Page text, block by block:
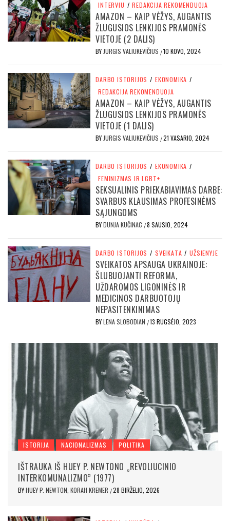
INTERVIU / REDAKCIJA REKOMENDUOJA
AMAZON – KAIP VĖŽYS, AUGANTIS
ŽLUGUSIOS LENKIJOS PRAMONĖS
VIETOJE (2 DALIS)
BY JURGIS VALIUKEVIČIUS /10 KOVO, 2024
DARBO ISTORIJOS / EKONOMIKA /
REDAKCIJA REKOMENDUOJA
AMAZON – KAIP VĖŽYS, AUGANTIS
ŽLUGUSIOS LENKIJOS PRAMONĖS
VIETOJE (1 DALIS)
BY JURGIS VALIUKEVIČIUS /21 VASARIO, 2024
DARBO ISTORIJOS / EKONOMIKA /
FEMINIZMAS IR LGBT+
SEKSUALINIS PRIEKABIAVIMAS DARBE:
SVARBUS KLAUSIMAS PROFESINĖMS
SĄJUNGOMS
BYDUNJA KUČINAC /8 SAUSIO, 2024
DARBO ISTORIJOS / SVEIKATA / UŽSIENYJE
SVEIKATOS APSAUGA UKRAINOJE:
ŠLUBUOJANTI REFORMA,
UŽDAROMOS LIGONINĖS IR
MEDICINOS DARBUOTOJŲ
NEPASITENKINIMAS
BYLENA SLOBODIAN /13 RUGSĖJO, 2023
ISTORIJA NACIONALIZMAS POLITIKA
IŠTRAUKA IŠ HUEY P. NEWTONO „REVOLIUCINIO
INTERKOMUNALIZMO” (1977)
BYHUEY P. NEWTON, KORAH KREMER /28 BIRŽELIO, 2026